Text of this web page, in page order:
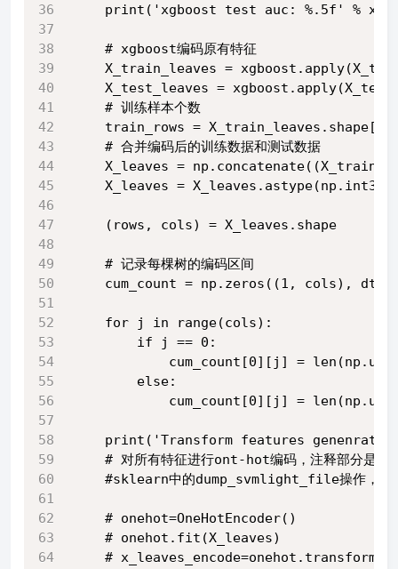
print('xgboost test auc: %.5f' %
    # xgboost编码原有特征
X_train_leaves =
X_test_leaves =
    # 训练样本个数
    train_rows = X_train_leaves.shape[0]
    # 合并编码后的训练数据和测试数据
X_leaves =
    X_leaves = X_leaves.astype(np.int32)
    (rows, cols) = X_leaves.shape
    # 记录每棵树的编码区间
cum_count = np.zeros((1, cols),
    for j in range(cols):
        if j == 0:
cum_count[0][j] =
        else:
cum_count[0][j] =
print('Transform features
# 对所有特征进行ont-hot编码，注释部分是
#sklearn中的dump_svmlight_file操作，这个
    # onehot=OneHotEncoder()
    # onehot.fit(X_leaves)
#